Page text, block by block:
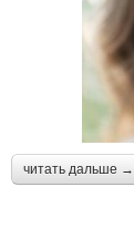
читать дальше →